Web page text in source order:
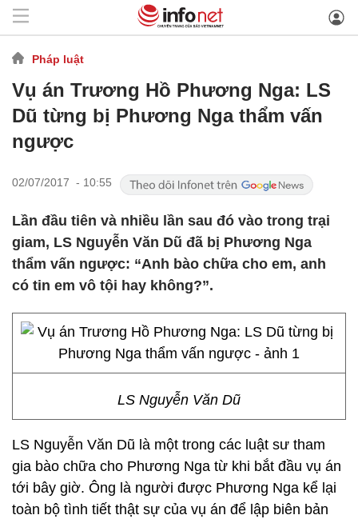
Pháp luật
Vụ án Trương Hồ Phương Nga: LS
Dũ từng bị Phương Nga thẩm vấn
ngược
02/07/2017 - 10:55
Lần đầu tiên và nhiều lần sau đó vào trong trại
giam, LS Nguyễn Văn Dũ đã bị Phương Nga
thẩm vấn ngược: “Anh bào chữa cho em, anh
có tin em vô tội hay không?”.
LS Nguyễn Văn Dũ
LS Nguyễn Văn Dũ là một trong các luật sư tham
gia bào chữa cho Phương Nga từ khi bắt đầu vụ án
tới bây giờ. Ông là người được Phương Nga kể lại
toàn bộ tình tiết thật sự của vụ án để lập biên bản